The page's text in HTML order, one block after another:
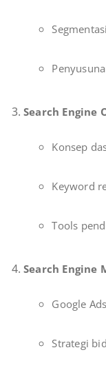
Search Engine
Konsep
Keyword
Tools
Search Engine
Google
Strategi